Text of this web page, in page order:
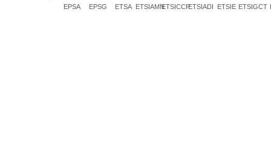
EPSA EPSG ETSA ETSIAMNETSICCPETSIADI ETSIE ETSIGCT